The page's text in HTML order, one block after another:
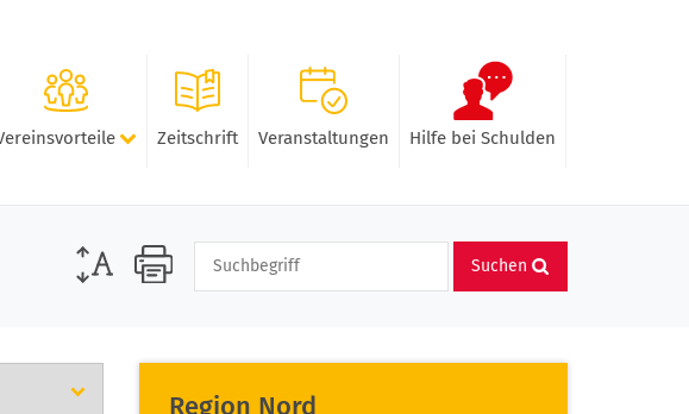
Zeitschrift Veranstaltungen Hilfe bei Schulden
Suchen
Region Nord